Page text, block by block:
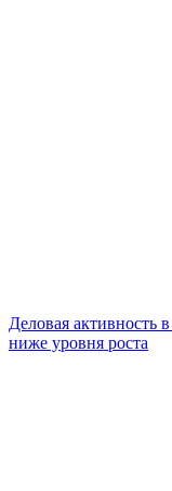
Деловая активность
ниже уровня роста